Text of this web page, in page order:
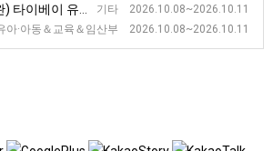
기타 2026.10.08~2026.10.11
이 유아용품 전시회
아·아동＆교육＆임산부 2026.10.08~2026.10.11